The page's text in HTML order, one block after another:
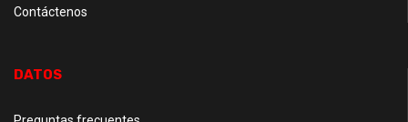
Contáctenos
DATOS